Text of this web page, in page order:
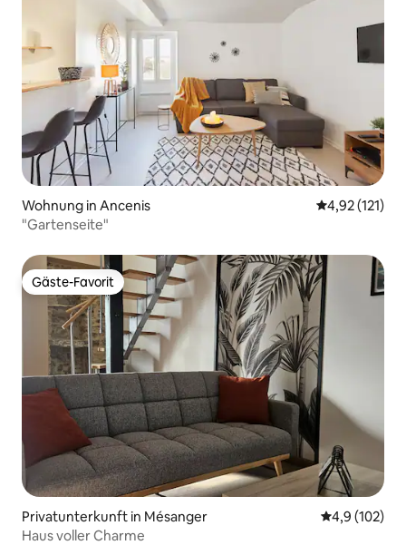
Wohnung in Ancenis
4,92 (121)
"Gartenseite"
Gäste-Favorit
Gäste-Favorit
Privatunterkunft in Mésanger
4,9 (102)
Haus voller Charme